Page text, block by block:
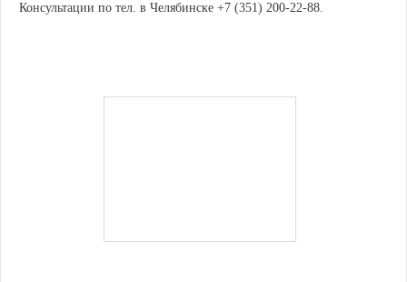
Консультации по тел. в Челябинске +7 (351) 200-22-88.